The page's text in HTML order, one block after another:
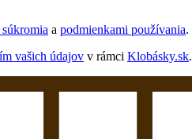
a podmienkami používania.
vašich údajov v rámci Klobásky.sk.